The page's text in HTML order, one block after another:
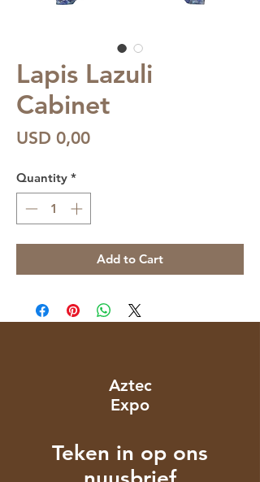
Lapis Lazuli
Cabinet
USD 0,00Price
Quantity *
Add to Cart
Aztec
Expo
Teken in op ons